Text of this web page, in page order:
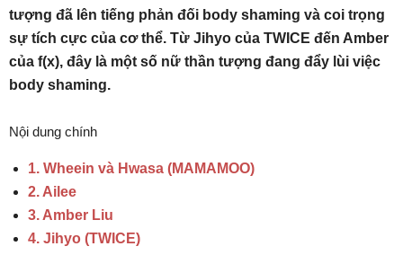
tượng đã lên tiếng phản đối body shaming và coi trọng
sự tích cực của cơ thể. Từ Jihyo của TWICE đến Amber
của f(x), đây là một số nữ thần tượng đang đẩy lùi việc
body shaming.
Nội dung chính
1. Wheein và Hwasa (MAMAMOO)
2. Ailee
3. Amber Liu
4. Jihyo (TWICE)